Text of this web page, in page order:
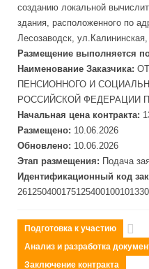
созданию локальной
здания, расположенного по
Лесозаводск,
Размещение выполняется
Наименование Заказчика:
ПЕНСИОННОГО И
РОССИЙСКОЙ ФЕДЕРАЦИИ
Начальная цена контракта:
Размещено: 10.06.2026
Обновлено: 10.06.2026
Этап размещения: Подача
Идентификационный код
Подготовка к участию
Анализ и разработка
Заключение контракта